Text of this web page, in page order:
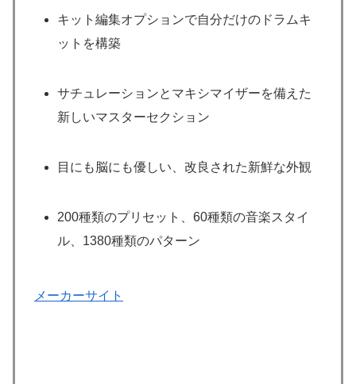
キット編集オプションで自分だけのドラムキ
ットを構築
サチュレーションとマキシマイザーを備えた
新しいマスターセクション
目にも脳にも優しい、改良された新鮮な外観
200種類のプリセット、60種類の音楽スタイ
ル、1380種類のパターン
メーカーサイト